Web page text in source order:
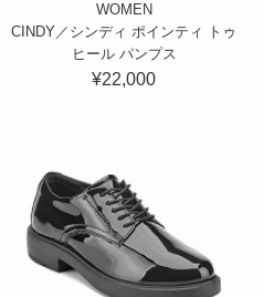
WOMEN
CINDY／シンディ ポインティ トゥ
ヒール パンプス
¥22,000